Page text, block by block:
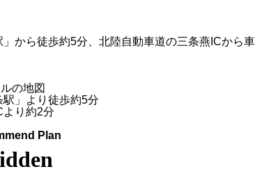
から徒歩約5分、北陸自動車道の三条燕ICから
駅」より徒歩約5分
より約2分
Plan